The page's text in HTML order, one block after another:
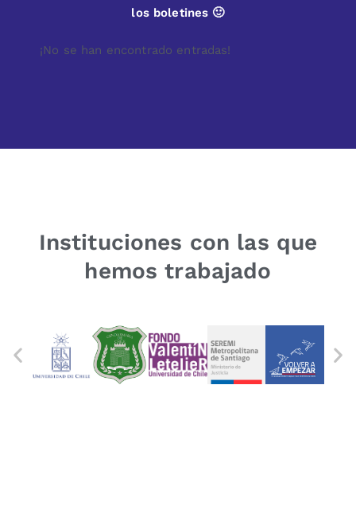
los boletines 🙂
¡No se han encontrado entradas!
Instituciones con las que
hemos trabajado